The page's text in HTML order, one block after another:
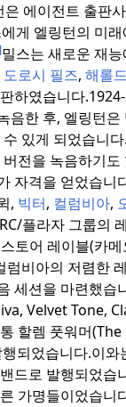
에이전트 출판사
게 엘링턴의 미
밀스는 새로운 재
도로시 필즈, 해롤
하였습니다.
음한 후, 엘링턴
있게 되었습니다.
전을 녹음하기도
자격을 얻었습니
, 빅터, 컬럼비아,
플라자 그룹의
토어 레이블(카
럼비아의 저렴한
세션을 마련했습
Velvet Tone,
할렘 풋워머
되었습니다.이와
드로 발행되었습
가명들이었습니